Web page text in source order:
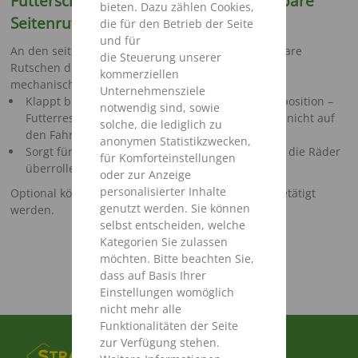
bieten. Dazu zählen Cookies,
die für den Betrieb der Seite
und für
die Steuerung unserer
kommerziellen
Unternehmensziele
notwendig sind, sowie
solche, die lediglich zu
anonymen Statistikzwecken,
für Komforteinstellungen
oder zur Anzeige
personalisierter Inhalte
genutzt werden. Sie können
selbst entscheiden, welche
Kategorien Sie zulassen
möchten. Bitte beachten Sie,
dass auf Basis Ihrer
Einstellungen womöglich
nicht mehr alle
Funktionalitäten der Seite
zur Verfügung stehen.
Seitenrutschen
An den seitlichen Austrägen unterstützen einstellbare
Rutschen die Futterablage Die von der Schiebertür
mechanisch betätigte Seitenrutsche
Klappt bei geschlossenem Schieber in die Ruheposition –
Futterreste rutschen auf den Schwad und fallen nicht auf
den Fahrweg
Sorgt für Futterablage außerhalb der Fahrspur – die Räder
überrollen das abgelegte Futter nicht
Optional können die Seitenrutschen hydraulisch betätigt
werden.
FUSSBEREICHSMENÜ
PRODUKTE